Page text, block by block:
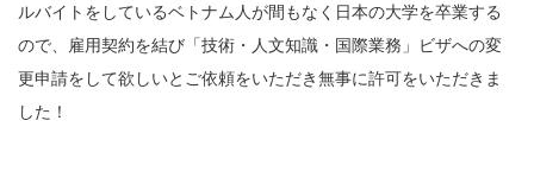
ルバイトをしているベトナム人が間もなく日本の大学を卒業する
ので、雇用契約を結び「技術・人文知識・国際業務」ビザへの変
更申請をして欲しいとご依頼をいただき無事に許可をいただきま
した！